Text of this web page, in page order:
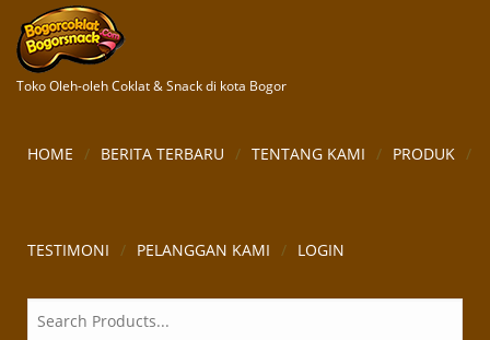
Toko Oleh-oleh Coklat & Snack di kota Bogor
HOME BERITA TERBARU TENTANG KAMI PRODUK
TESTIMONI PELANGGAN KAMI LOGIN